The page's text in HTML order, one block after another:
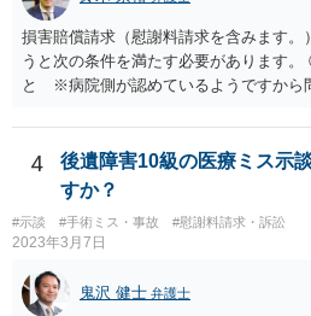
損害賠償請求（慰謝料請求を含みます
うと次の条件を満たす必要があります
と ※病院側が認めているようですか
術のミスの「せいで」マスクが外せな
ければならなくなった「せいで」休業
を外せなくなった「せいで」経済的に評
したこと 「せいで」と強調した点が，
因果関係」です。 手術のミスと関係のな
ないということです。 手術のミスの結
しく悪くなってしまったとか， 手術の
しまったとかいう事情があれば， 追加請
4
後遺障害10級の医療ミス示
すか？
#示談 #手術ミス・事故 #慰謝料請求・訴訟
2023年3月7日
鬼沢 健士 弁護士